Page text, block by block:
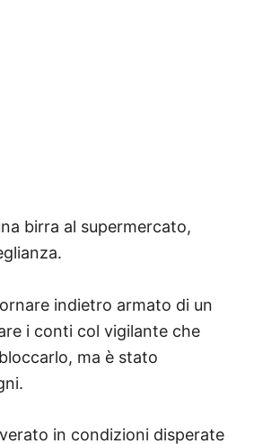
birra al supermercato,
indietro armato di un
i conti col vigilante che
ma è stato
in condizioni disperate